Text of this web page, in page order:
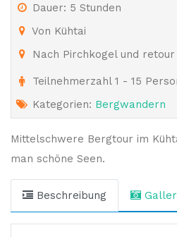
Dauer: 5 Stunden
Von Kühtai
Nach Pirchkogel und retour
Teilnehmerzahl 1 - 15
Kategorien: Bergwandern
Mittelschwere Bergtour im
man schöne Seen.
Beschreibung